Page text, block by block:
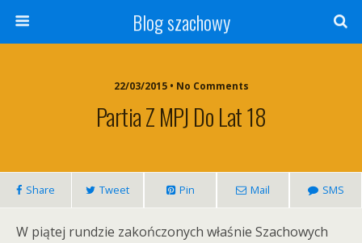
Blog szachowy
22/03/2015 • No Comments
Partia Z MPJ Do Lat 18
Share Tweet Pin Mail SMS
W piątej rundzie zakończonych właśnie Szachowych